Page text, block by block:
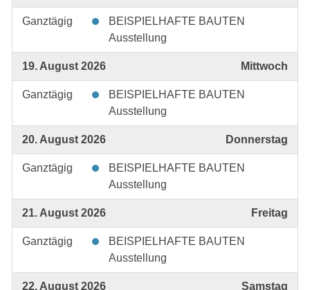
Ganztägig
BEISPIELHAFTE BAUTEN
Ausstellung
19. August 2026 Mittwoch
Ganztägig
BEISPIELHAFTE BAUTEN
Ausstellung
20. August 2026 Donnerstag
Ganztägig
BEISPIELHAFTE BAUTEN
Ausstellung
21. August 2026 Freitag
Ganztägig
BEISPIELHAFTE BAUTEN
Ausstellung
22. August 2026 Samstag